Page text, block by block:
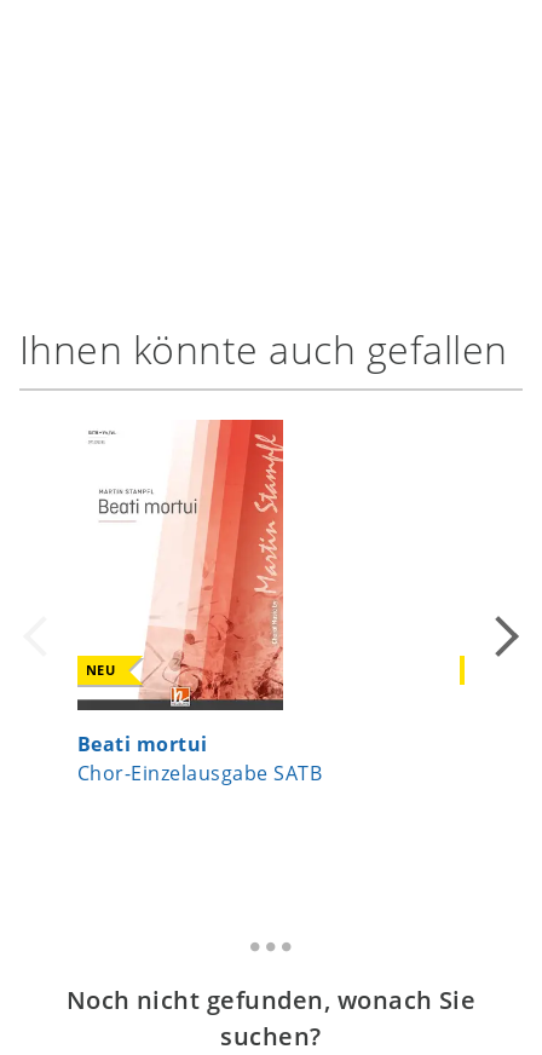
Ihnen könnte auch gefallen
NEU
Beati mortui
Chor-Einzelausgabe SATB
Noch nicht gefunden, wonach Sie
suchen?